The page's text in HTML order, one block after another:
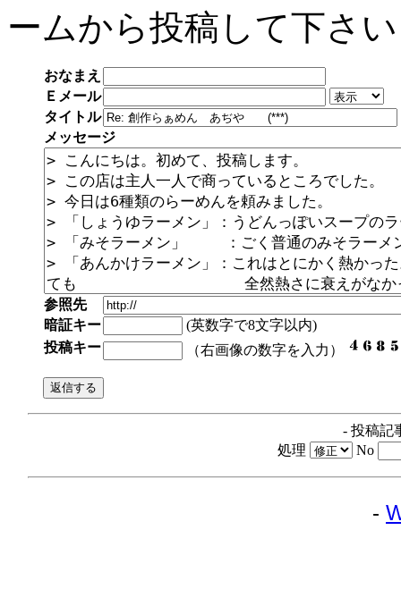
ームから投稿して下さ
おなまえ
Ｅメール
タイトル
メッセージ
参照先
暗証キー
(英数字で8文字以内)
投稿キー
（右画像の数字を入力）
- 投稿記
処理
No
-